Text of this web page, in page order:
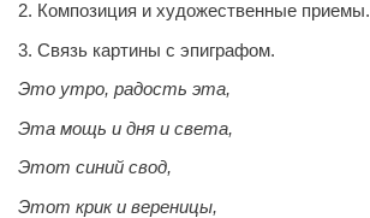
2. Композиция и художественные приемы.
3. Связь картины с эпиграфом.
Это утро, радость эта,
Эта мощь и дня и света,
Этот синий свод,
Этот крик и вереницы,